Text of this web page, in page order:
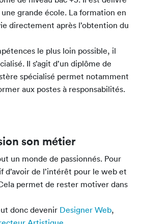
grande école. La formation en
directement après l’obtention du
le plus loin possible, il
Il s’agit d’un diplôme de
spécialisé permet notamment
aux postes à responsabilités.
son métier
un monde de passionnés. Pour
d’avoir de l’intérêt pour le web et
permet de rester motiver dans
donc devenir Designer Web,